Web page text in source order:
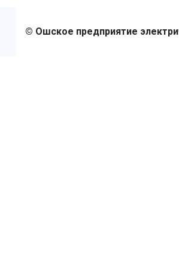
© Ошское предприятие